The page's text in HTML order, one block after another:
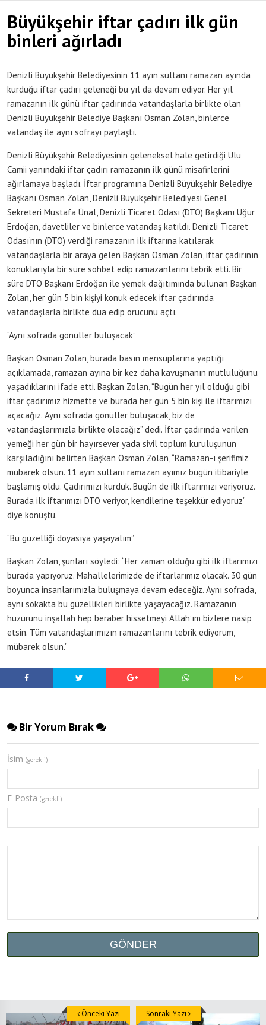
Büyükşehir iftar çadırı ilk gün
binleri ağırladı
Denizli Büyükşehir Belediyesinin 11 ayın sultanı ramazan ayında
kurduğu iftar çadırı geleneği bu yıl da devam ediyor. Her yıl
ramazanın ilk günü iftar çadırında vatandaşlarla birlikte olan
Denizli Büyükşehir Belediye Başkanı Osman Zolan, binlerce
vatandaş ile aynı sofrayı paylaştı.
Denizli Büyükşehir Belediyesinin geleneksel hale getirdiği Ulu
Camii yanındaki iftar çadırı ramazanın ilk günü misafirlerini
ağırlamaya başladı. İftar programına Denizli Büyükşehir Belediye
Başkanı Osman Zolan, Denizli Büyükşehir Belediyesi Genel
Sekreteri Mustafa Ünal, Denizli Ticaret Odası (DTO) Başkanı Uğur
Erdoğan, davetliler ve binlerce vatandaş katıldı. Denizli Ticaret
Odası’nın (DTO) verdiği ramazanın ilk iftarına katılarak
vatandaşlarla bir araya gelen Başkan Osman Zolan, iftar çadırının
konuklarıyla bir süre sohbet edip ramazanlarını tebrik etti. Bir
süre DTO Başkanı Erdoğan ile yemek dağıtımında bulunan Başkan
Zolan, her gün 5 bin kişiyi konuk edecek iftar çadırında
vatandaşlarla birlikte dua edip orucunu açtı.
“Aynı sofrada gönüller buluşacak”
Başkan Osman Zolan, burada basın mensuplarına yaptığı
açıklamada, ramazan ayına bir kez daha kavuşmanın mutluluğunu
yaşadıklarını ifade etti. Başkan Zolan, “Bugün her yıl olduğu gibi
iftar çadırımız hizmette ve burada her gün 5 bin kişi ile iftarımızı
açacağız. Aynı sofrada gönüller buluşacak, biz de
vatandaşlarımızla birlikte olacağız” dedi. İftar çadırında verilen
yemeği her gün bir hayırsever yada sivil toplum kuruluşunun
karşıladığını belirten Başkan Osman Zolan, “Ramazan-ı şerifimiz
mübarek olsun. 11 ayın sultanı ramazan ayımız bugün itibariyle
başlamış oldu. Çadırımızı kurduk. Bugün de ilk iftarımızı veriyoruz.
Burada ilk iftarımızı DTO veriyor, kendilerine teşekkür ediyoruz”
diye konuştu.
“Bu güzelliği doyasıya yaşayalım”
Başkan Zolan, şunları söyledi: “Her zaman olduğu gibi ilk iftarımızı
burada yapıyoruz. Mahallelerimizde de iftarlarımız olacak. 30 gün
boyunca insanlarımızla buluşmaya devam edeceğiz. Aynı sofrada,
aynı sokakta bu güzellikleri birlikte yaşayacağız. Ramazanın
huzurunu inşallah hep beraber hissetmeyi Allah’ım bizlere nasip
etsin. Tüm vatandaşlarımızın ramazanlarını tebrik ediyorum,
mübarek olsun.”
Bir Yorum Bırak
İsim (gerekli)
E-Posta (gerekli)
Önceki Yazı Sonraki Yazı